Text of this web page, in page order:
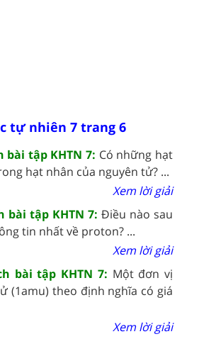
tự nhiên 7 trang 6
bài tập KHTN 7: Có những hạt
hạt nhân của nguyên tử? ...
Xem lời giải
bài tập KHTN 7: Điều nào sau
tin nhất về proton? ...
Xem lời giải
bài tập KHTN 7: Một đơn vị
(1amu) theo định nghĩa có giá
Xem lời giải